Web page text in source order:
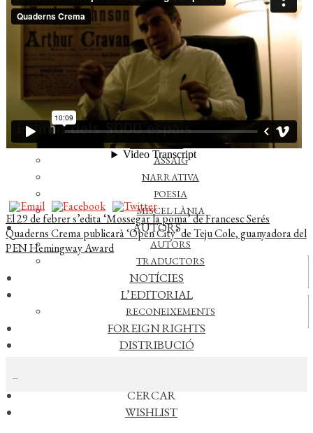
Notícies
L’editorial
Reconeixements
Foreign rights
Distribució
Contacte
CATÀLEG
ASSAIG
NARRATIVA
POESIA
MISCEL·LÀNIA
AUTORS
AUTORS
TRADUCTORS
NOTÍCIES
L’EDITORIAL
RECONEIXEMENTS
FOREIGN RIGHTS
DISTRIBUCIÓ
CERCAR
WISHLIST
Navegació
d'entrades
Entrada
anterior:
El 29 de febrer s’edita ‘Mossegar la poma’ de Francesc Serés
Pròxima
entrada:
Quaderns Crema publicarà ‘Open City’ de Teju Cole, guanyadora del
PEN Hemingway Award
Actualitat
Vídeos
CERCAR NOTÍCIES
AGENDA